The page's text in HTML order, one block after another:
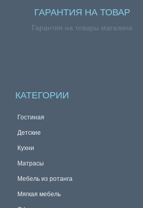
ГАРАНТИЯ НА ТОВАР
Гарантия на товары магазина
КАТЕГОРИИ
Гостиная
Детские
Кухни
Матрасы
Мебель из ротанга
Мягкая мебель